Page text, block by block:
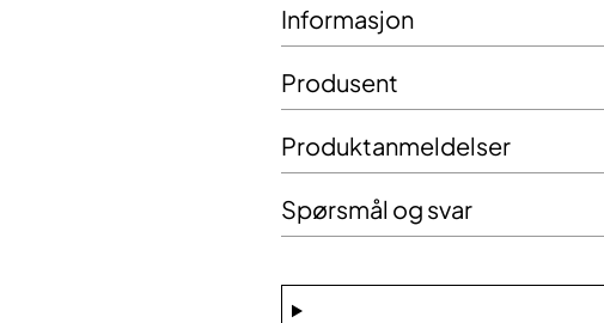
Informasjon
Produsent
Produktanmeldelser
Spørsmål og svar